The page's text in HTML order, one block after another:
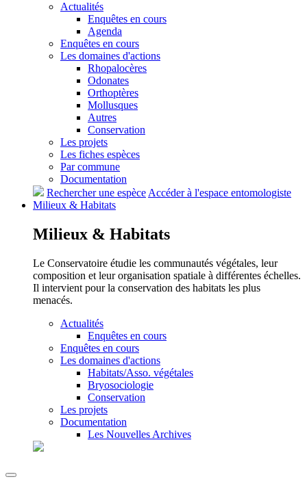
Actualités
Enquêtes en cours
Agenda
Enquêtes en cours
Les domaines d'actions
Rhopalocères
Odonates
Orthoptères
Mollusques
Autres
Conservation
Les projets
Les fiches espèces
Par commune
Documentation
Rechercher une espèce Accéder à l'espace entomologiste
Milieux & Habitats
Milieux & Habitats
Le Conservatoire étudie les communautés végétales, leur
composition et leur organisation spatiale à différentes échelles.
Il intervient pour la conservation des habitats les plus
menacés.
Actualités
Enquêtes en cours
Enquêtes en cours
Les domaines d'actions
Habitats/Asso. végétales
Bryosociologie
Conservation
Les projets
Documentation
Les Nouvelles Archives